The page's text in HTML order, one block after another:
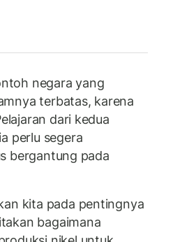
negara yang
terbatas, karena
dari kedua
perlu segera
bergantung pada
kita pada pentingnya
bagaimana